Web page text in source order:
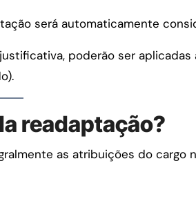
será automaticamente
poderão ser aplicadas
readaptação?
as atribuições do cargo